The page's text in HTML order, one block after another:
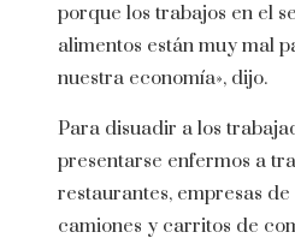
porque los trabajos en el
alimentos están muy mal
nuestra economía», dijo.
Para disuadir a los
presentarse enfermos a
restaurantes, empresas
camiones y carritos de